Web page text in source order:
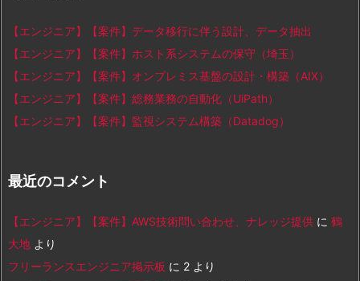
【エンジニア】【案件】データ移行に伴う設計、データ抽出
【エンジニア】【案件】ホスト系システムの保守（埼玉）
【エンジニア】【案件】オンプレミス基盤の設計・構築（AIX）
【エンジニア】【案件】総務業務の自動化（UiPath）
【エンジニア】【案件】監視システム構築（Datadog）
最近のコメント
【エンジニア】【案件】AWS技術問い合わせ、ナレッジ提供 に 鶴
大地 より
フリーランスエンジニア掲示板 に 2 より